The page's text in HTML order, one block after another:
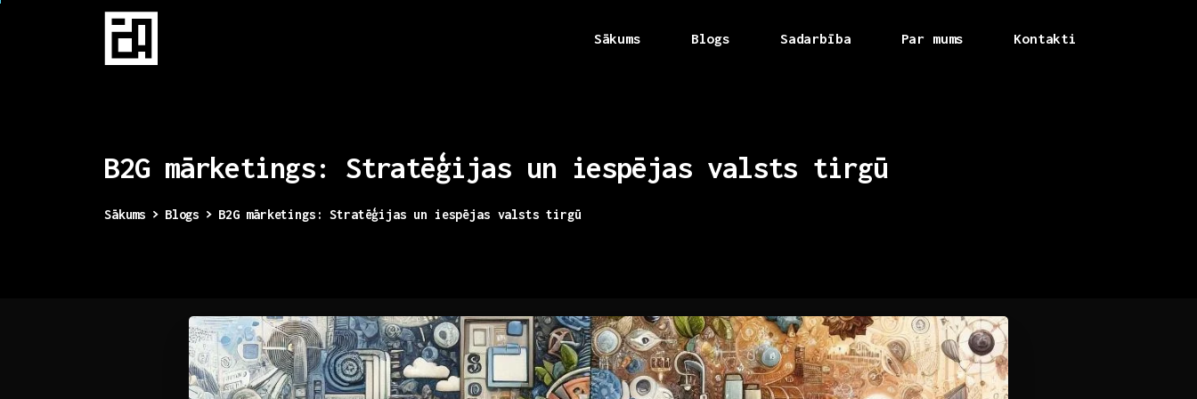
Sākums Blogs Sadarbība Par mums Kontakti
B2G mārketings: Stratēģijas un iespējas valsts tirgū
Sākums Blogs B2G mārketings: Stratēģijas un iespējas valsts tirgū